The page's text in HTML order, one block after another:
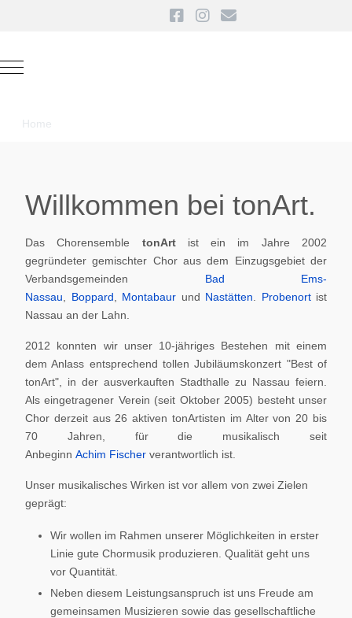
Mobile Menu Toggle
Home
Willkommen bei tonArt.
Das Chorensemble tonArt ist ein im Jahre 2002
gegründeter gemischter Chor aus dem Einzugsgebiet der
Verbandsgemeinden Bad Ems-
Nassau
Boppard Montabaur und Nastätten Probenortist
Nassau an der Lahn.
2012 konnten wir unser 10-jähriges Bestehen mit einem
dem Anlass entsprechend tollen Jubiläumskonzert "Best of
tonArt", in der ausverkauften Stadthalle zu Nassau feiern.
Als eingetragener Verein (seit Oktober 2005) besteht unser
Chor derzeit aus 26 aktiven tonArtisten im Alter von 20 bis
70 Jahren, für die musikalisch seit
Anbeginn Achim Fischer verantwortlich ist.
Unser musikalisches Wirken ist vor allem von zwei Zielen
geprägt:
Wir wollen im Rahmen unserer Möglichkeiten in erster
Linie gute Chormusik produzieren. Qualität geht uns
vor Quantität.
Neben diesem Leistungsanspruch ist uns Freude am
gemeinsamen Musizieren sowie das gesellschaftliche